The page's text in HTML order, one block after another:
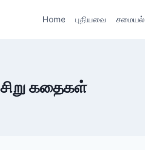
Home புதியவை சமையல்
சிறு கதைகள்